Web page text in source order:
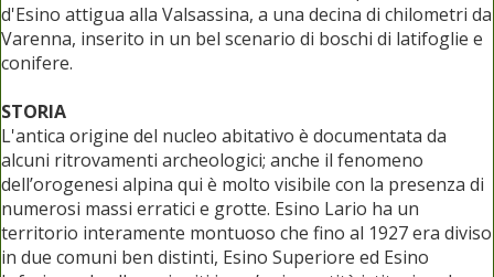
d'Esino attigua alla Valsassina, a una decina di chilometri da
Varenna, inserito in un bel scenario di boschi di latifoglie e
conifere.
STORIA
L'antica origine del nucleo abitativo è documentata da
alcuni ritrovamenti archeologici; anche il fenomeno
dell’orogenesi alpina qui è molto visibile con la presenza di
numerosi massi erratici e grotte. Esino Lario ha un
territorio interamente montuoso che fino al 1927 era diviso
in due comuni ben distinti, Esino Superiore ed Esino